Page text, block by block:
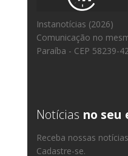
Instanotícias (2026)
Comunicação no
Paraíba - CEP 58239-
Notícias no seu
Receba nossas
Cadastre-se.